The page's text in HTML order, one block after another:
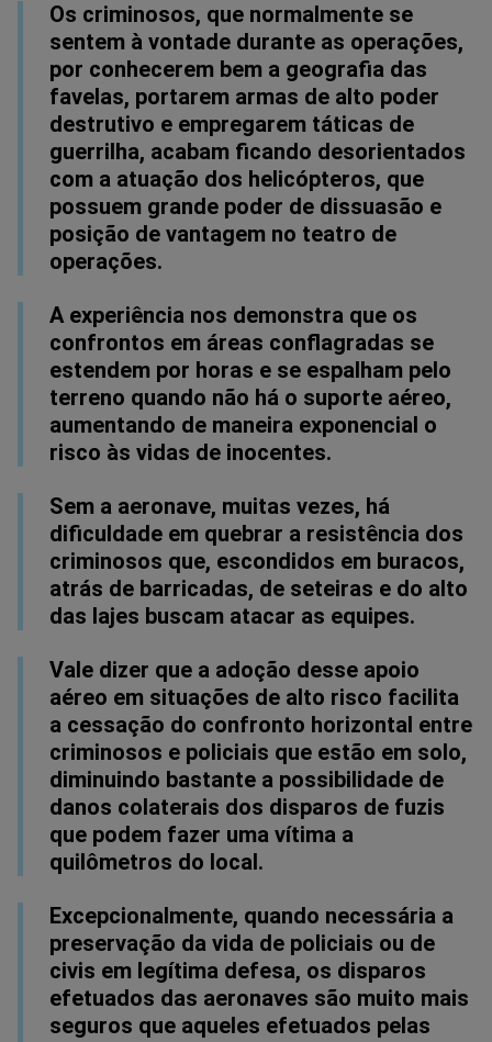
Os criminosos, que normalmente se
sentem à vontade durante as operações,
por conhecerem bem a geografia das
favelas, portarem armas de alto poder
destrutivo e empregarem táticas de
guerrilha, acabam ficando desorientados
com a atuação dos helicópteros, que
possuem grande poder de dissuasão e
posição de vantagem no teatro de
operações.
A experiência nos demonstra que os
confrontos em áreas conflagradas se
estendem por horas e se espalham pelo
terreno quando não há o suporte aéreo,
aumentando de maneira exponencial o
risco às vidas de inocentes.
Sem a aeronave, muitas vezes, há
dificuldade em quebrar a resistência dos
criminosos que, escondidos em buracos,
atrás de barricadas, de seteiras e do alto
das lajes buscam atacar as equipes.
Vale dizer que a adoção desse apoio
aéreo em situações de alto risco facilita
a cessação do confronto horizontal entre
criminosos e policiais que estão em solo,
diminuindo bastante a possibilidade de
danos colaterais dos disparos de fuzis
que podem fazer uma vítima a
quilômetros do local.
Excepcionalmente, quando necessária a
preservação da vida de policiais ou de
civis em legítima defesa, os disparos
efetuados das aeronaves são muito mais
seguros que aqueles efetuados pelas